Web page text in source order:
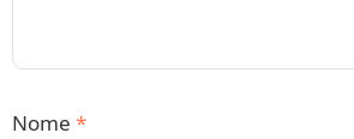
Nome *